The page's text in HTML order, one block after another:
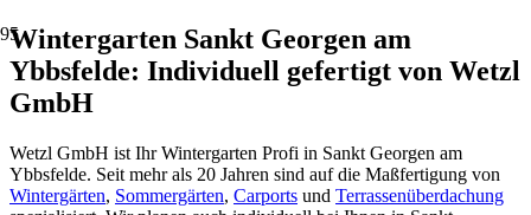
Wintergarten Sankt Georgen am
Ybbsfelde: Individuell gefertigt von Wetzl
GmbH
Wetzl GmbH ist Ihr Wintergarten Profi in Sankt Georgen am
Ybbsfelde. Seit mehr als 20 Jahren sind auf die Maßfertigung von
Wintergärten, Sommergärten, Carports und Terrassenüberdachung